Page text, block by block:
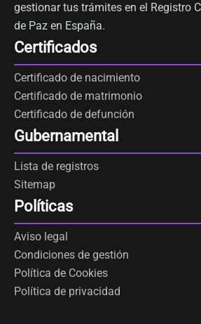
gestionar tus trámites en el Registro
de Paz en España.
Certificados
Certificado de nacimiento
Certificado de matrimonio
Certificado de defunción
Gubernamental
Lista de registros
Sitemap
Políticas
Aviso legal
Condiciones de gestión
Política de Cookies
Política de privacidad